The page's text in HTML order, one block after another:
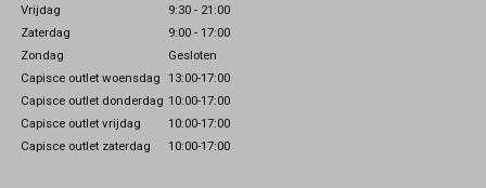
Vrijdag
9:30 - 21:00
Zaterdag
9:00 - 17:00
Zondag
Gesloten
Capisce outlet woensdag 13:00-17:00
Capisce outlet donderdag 10:00-17:00
Capisce outlet vrijdag
10:00-17:00
Capisce outlet zaterdag
10:00-17:00